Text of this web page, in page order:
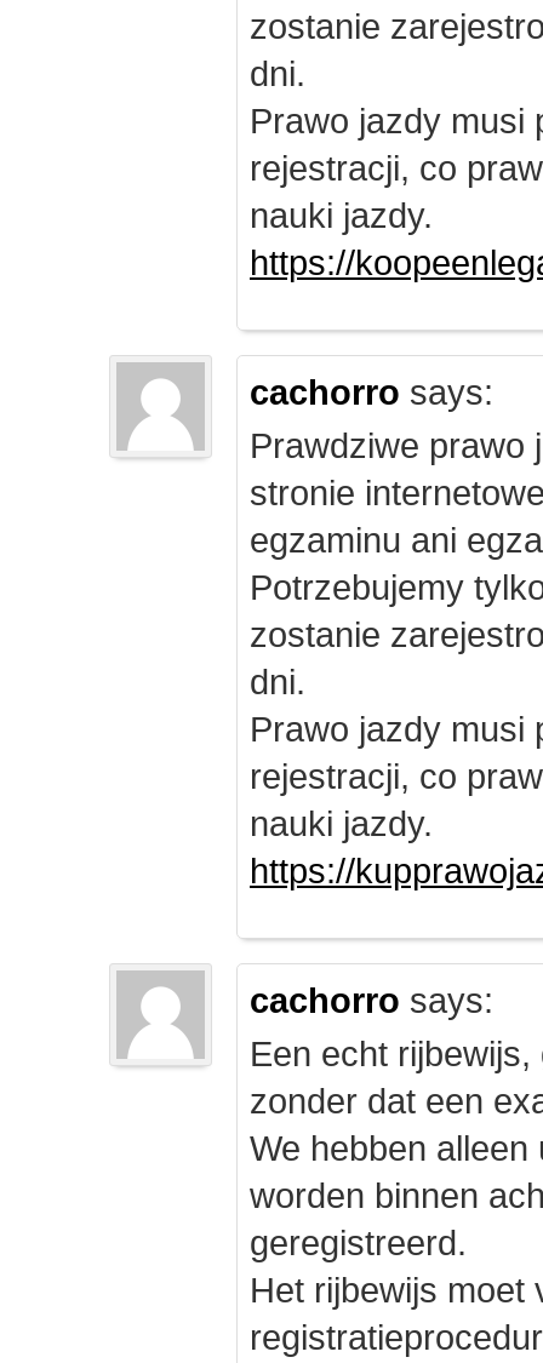
zostanie
dni.
Prawo jazdy musi
rejestracji, co
nauki jazdy.
https://
cachorro says:
Prawdziwe prawo
stronie
egzaminu ani
Potrzebujemy
zostanie
dni.
Prawo jazdy musi
rejestracji, co
nauki jazdy.
https://
cachorro says:
Een echt
zonder dat een
We hebben
worden binnen
geregistreerd.
Het rijbewijs moet